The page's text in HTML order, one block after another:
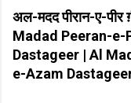
अल-मदद पीरान-ए-
Madad Peeran-e-
Dastageer | Al
e-Azam